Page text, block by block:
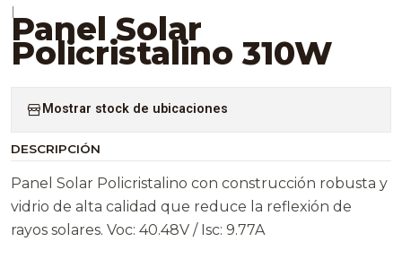
|Panel Solar
Policristalino 310W
Mostrar stock de ubicaciones
DESCRIPCIÓN
Panel Solar Policristalino con construcción robusta y
vidrio de alta calidad que reduce la reflexión de
rayos solares. Voc: 40.48V / Isc: 9.77A